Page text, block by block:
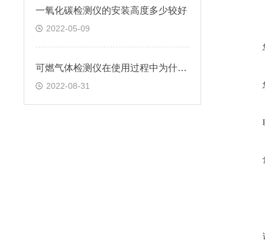
一氧化碳检测仪的安装高度多少较好
2022-05-09
可燃气体检测仪在使用过程中为什么会误报
2022-08-31